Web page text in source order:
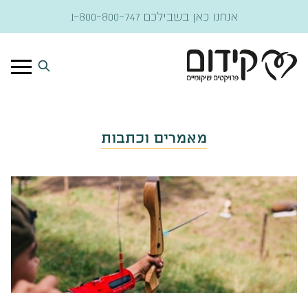
אנחנו כאן בשבילכם 1-800-800-747
מאמרים וכתבות